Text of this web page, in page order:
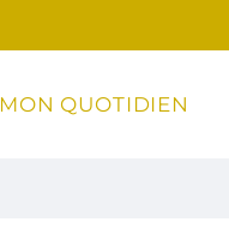
MON QUOTIDIEN